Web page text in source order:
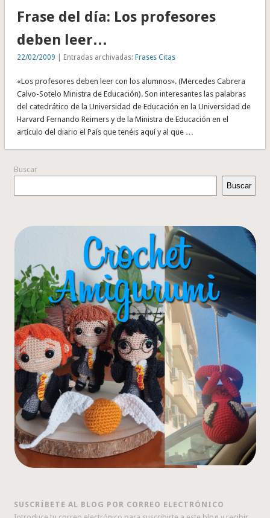
Frase del día: Los profesores
deben leer…
22/02/2009 | Entradas archivadas: Frases Citas
«Los profesores deben leer con los alumnos». (Mercedes Cabrera
Calvo-Sotelo Ministra de Educación). Son interesantes las palabras
del catedrático de la Universidad de Educación en la Universidad de
Harvard Fernando Reimers y de la Ministra de Educación en el
artículo del diario el País que tenéis aquí y al que …
Buscar
Buscar
SUSCRÍBETE AL BLOG POR CORREO ELECTRÓNICO